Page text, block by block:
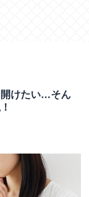
けたい…そん